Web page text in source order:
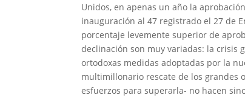
Unidos, en apenas un año la
inauguración al 47 registrado el 27 de
porcentaje levemente superior de
declinación son muy variadas: la crisis
ortodoxas medidas adoptadas por la
multimillonario rescate de los grandes
esfuerzos para superarla- no hacen